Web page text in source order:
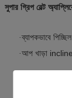
সুপার গ্রিপ বেল্ট
·ব্যাপকভাবে
·আপ খাড়া